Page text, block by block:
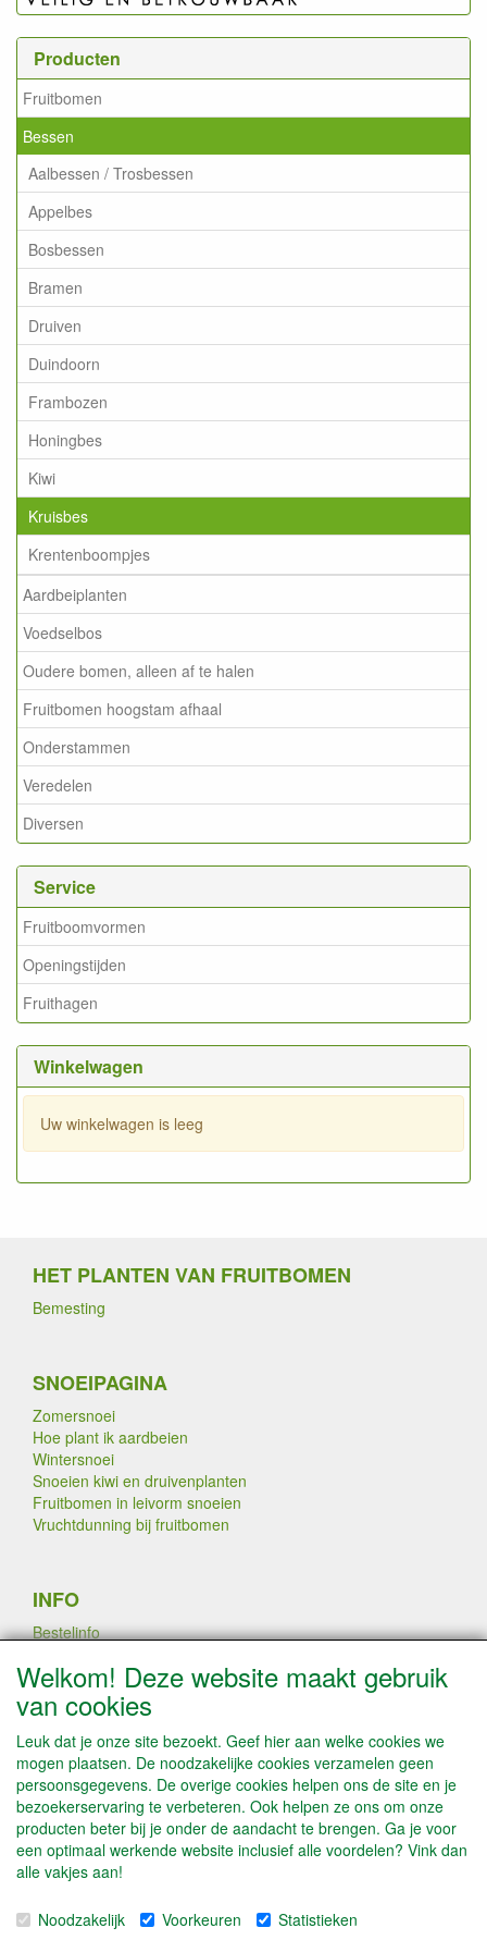
Producten
Fruitbomen
Bessen
Aalbessen / Trosbessen
Appelbes
Bosbessen
Bramen
Druiven
Duindoorn
Frambozen
Honingbes
Kiwi
Kruisbes
Krentenboompjes
Aardbeiplanten
Voedselbos
Oudere bomen, alleen af te halen
Fruitbomen hoogstam afhaal
Onderstammen
Veredelen
Diversen
Service
Fruitboomvormen
Openingstijden
Fruithagen
Winkelwagen
Uw winkelwagen is leeg
HET PLANTEN VAN FRUITBOMEN
Bemesting
SNOEIPAGINA
Zomersnoei
Hoe plant ik aardbeien
Wintersnoei
Snoeien kiwi en druivenplanten
Fruitbomen in leivorm snoeien
Vruchtdunning bij fruitbomen
INFO
Bestelinfo
Betaalmogelijkheden
Contact / Disclaimer
Algemene leveringsvoorwaarden & Privacyverklaring
PLANTEN DOOR AATREE LATEN
VEREDELEN
SOCIALE MEDIA
Welkom! Deze website maakt gebruik
van cookies
Leuk dat je onze site bezoekt. Geef hier aan welke cookies we
mogen plaatsen. De noodzakelijke cookies verzamelen geen
persoonsgegevens. De overige cookies helpen ons de site en je
bezoekerservaring te verbeteren. Ook helpen ze ons om onze
producten beter bij je onder de aandacht te brengen. Ga je voor
een optimaal werkende website inclusief alle voordelen? Vink dan
alle vakjes aan!
Noodzakelijk Voorkeuren Statistieken